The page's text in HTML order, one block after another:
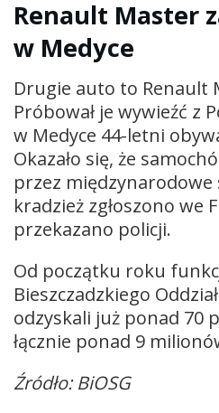
Renault Master
w Medyce
Drugie auto to Renault
Próbował je wywieźć z
w Medyce 44-letni
Okazało się, że
przez międzynarodowe
kradzież zgłoszono we
przekazano policji.
Od początku roku
Bieszczadzkiego
odzyskali już ponad 70
łącznie ponad 9
Źródło: BiOSG